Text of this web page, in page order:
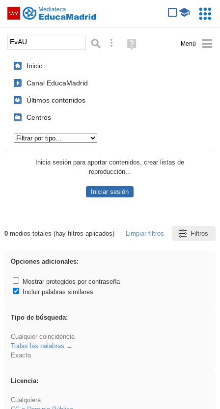
Saltar navegación
Palabra o frase: Búsqueda avanzada
Ayuda
(en
Inicio
Canal EducaMadrid
Últimos contenidos
Centros
Inicia sesión para aportar contenidos, crear listas de
reproducción...
Iniciar sesión
Resultados de: EvAU
0medios totales (hay filtros aplicados) Limpiar filtros Filtros
Opciones adicionales:
Mostrar protegidos por contraseña
Incluir palabras similares
Tipo de búsqueda:
Cualquier coincidencia
Todas las palabras
Exacta
Licencia:
Cualquiera